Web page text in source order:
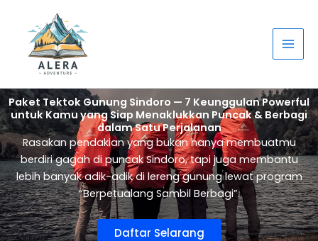
konten
Paket Tektok Gunung Sindoro — 7 Keunggulan Powerful
untuk Kamu yang Siap Menaklukkan Puncak & Berbagi
dalam Satu Perjalanan
Rasakan pendakian yang bukan hanya membuatmu
berdiri gagah di puncak Sindoro, tapi juga membantu
lebih banyak adik-adik di lereng gunung lewat program
“Berpetualang Sambil Berbagi”.
Daftar Selarang